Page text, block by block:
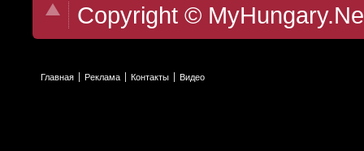
Copyright ©
Главная Реклама Контакты Видео